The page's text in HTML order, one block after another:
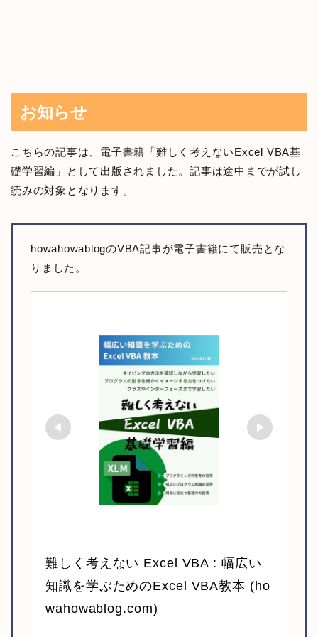
お知らせ
こちらの記事は、電子書籍「難しく考えないExcel VBA基
礎学習編」として出版されました。記事は途中までが試し
読みの対象となります。
howahowablogのVBA記事が電子書籍にて販売とな
りました。
難しく考えない Excel VBA : 幅広い
知識を学ぶためのExcel VBA教本 (ho
wahowablog.com)